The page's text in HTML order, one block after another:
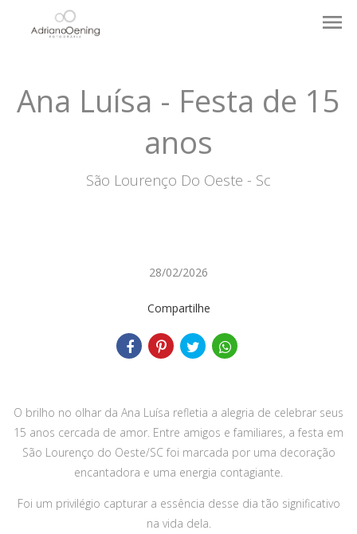
menu
Ana Luísa - Festa de 15
anos
São Lourenço Do Oeste - Sc
28/02/2026
Compartilhe
O brilho no olhar da Ana Luísa refletia a alegria de celebrar seus
15 anos cercada de amor. Entre amigos e familiares, a festa em
São Lourenço do Oeste/SC foi marcada por uma decoração
encantadora e uma energia contagiante.
Foi um privilégio capturar a essência desse dia tão significativo
na vida dela.